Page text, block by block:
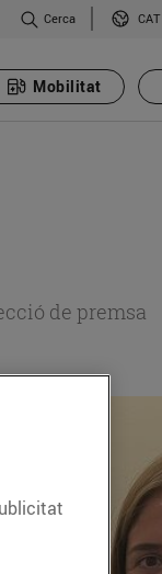
Cerca CAT
Mobilitat
de premsa